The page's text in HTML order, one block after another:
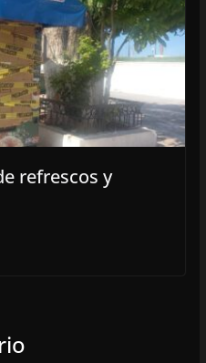
refrescos y